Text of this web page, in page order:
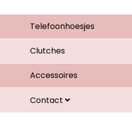
Telefoonhoesjes
Clutches
Accessoires
Contact